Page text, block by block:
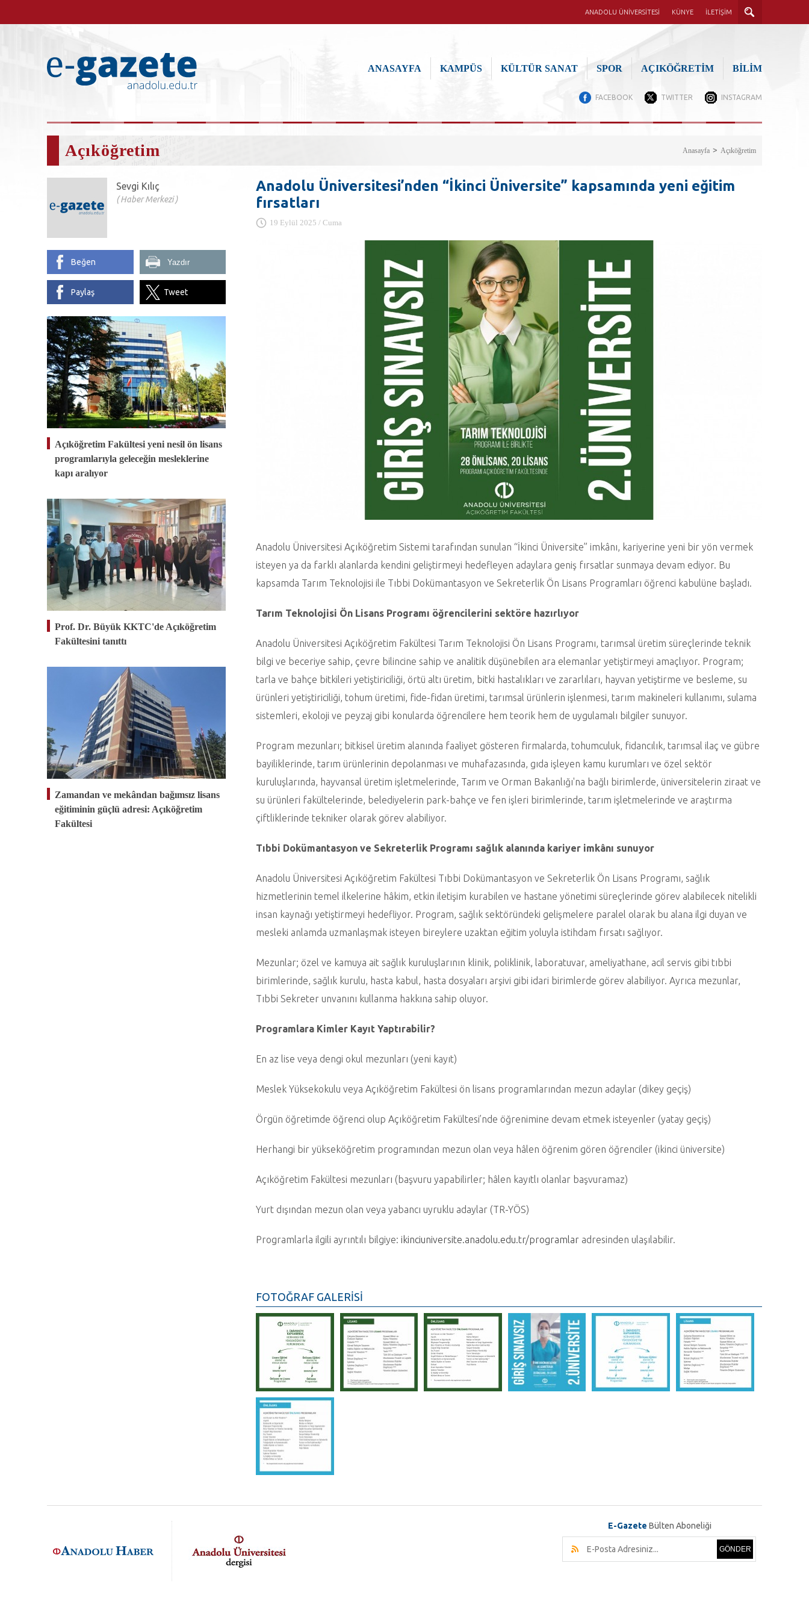
ANADOLU ÜNİVERSİTESİ KÜNYE İLETİŞİM
ANASAYFA KAMPÜS KÜLTÜR SANAT SPOR AÇIKÖĞRETİM BİLİM
FACEBOOK TWITTER INSTAGRAM
Açıköğretim Anasayfa Açıköğretim
Anadolu Üniversitesi’nden “İkinci Üniversite” kapsamında yeni eğitim
fırsatları
19 Eylül 2025 / Cuma
Anadolu Üniversitesi Açıköğretim Sistemi tarafından sunulan “İkinci Üniversite” imkânı, kariyerine yeni bir yön vermek
isteyen ya da farklı alanlarda kendini geliştirmeyi hedefleyen adaylara geniş fırsatlar sunmaya devam ediyor. Bu
kapsamda Tarım Teknolojisi ile Tıbbi Dokümantasyon ve Sekreterlik Ön Lisans Programları öğrenci kabulüne başladı.
Tarım Teknolojisi Ön Lisans Programı öğrencilerini sektöre hazırlıyor
Anadolu Üniversitesi Açıköğretim Fakültesi Tarım Teknolojisi Ön Lisans Programı, tarımsal üretim süreçlerinde teknik
bilgi ve beceriye sahip, çevre bilincine sahip ve analitik düşünebilen ara elemanlar yetiştirmeyi amaçlıyor. Program;
tarla ve bahçe bitkileri yetiştiriciliği, örtü altı üretim, bitki hastalıkları ve zararlıları, hayvan yetiştirme ve besleme, su
ürünleri yetiştiriciliği, tohum üretimi, fide-fidan üretimi, tarımsal ürünlerin işlenmesi, tarım makineleri kullanımı, sulama
sistemleri, ekoloji ve peyzaj gibi konularda öğrencilere hem teorik hem de uygulamalı bilgiler sunuyor.
Program mezunları; bitkisel üretim alanında faaliyet gösteren firmalarda, tohumculuk, fidancılık, tarımsal ilaç ve gübre
bayiliklerinde, tarım ürünlerinin depolanması ve muhafazasında, gıda işleyen kamu kurumları ve özel sektör
kuruluşlarında, hayvansal üretim işletmelerinde, Tarım ve Orman Bakanlığı'na bağlı birimlerde, üniversitelerin ziraat ve
su ürünleri fakültelerinde, belediyelerin park-bahçe ve fen işleri birimlerinde, tarım işletmelerinde ve araştırma
çiftliklerinde tekniker olarak görev alabiliyor.
Tıbbi Dokümantasyon ve Sekreterlik Programı sağlık alanında kariyer imkânı sunuyor
Anadolu Üniversitesi Açıköğretim Fakültesi Tıbbi Dokümantasyon ve Sekreterlik Ön Lisans Programı, sağlık
hizmetlerinin temel ilkelerine hâkim, etkin iletişim kurabilen ve hastane yönetimi süreçlerinde görev alabilecek nitelikli
insan kaynağı yetiştirmeyi hedefliyor. Program, sağlık sektöründeki gelişmelere paralel olarak bu alana ilgi duyan ve
mesleki anlamda uzmanlaşmak isteyen bireylere uzaktan eğitim yoluyla istihdam fırsatı sağlıyor.
Mezunlar; özel ve kamuya ait sağlık kuruluşlarının klinik, poliklinik, laboratuvar, ameliyathane, acil servis gibi tıbbi
birimlerinde, sağlık kurulu, hasta kabul, hasta dosyaları arşivi gibi idari birimlerde görev alabiliyor. Ayrıca mezunlar,
Tıbbi Sekreter unvanını kullanma hakkına sahip oluyor.
Programlara Kimler Kayıt Yaptırabilir?
En az lise veya dengi okul mezunları (yeni kayıt)
Meslek Yüksekokulu veya Açıköğretim Fakültesi ön lisans programlarından mezun adaylar (dikey geçiş)
Örgün öğretimde öğrenci olup Açıköğretim Fakültesi’nde öğrenimine devam etmek isteyenler (yatay geçiş)
Herhangi bir yükseköğretim programından mezun olan veya hâlen öğrenim gören öğrenciler (ikinci üniversite)
Açıköğretim Fakültesi mezunları (başvuru yapabilirler; hâlen kayıtlı olanlar başvuramaz)
Yurt dışından mezun olan veya yabancı uyruklu adaylar (TR-YÖS)
Programlarla ilgili ayrıntılı bilgiye: ikinciuniversite.anadolu.edu.tr/programlar adresinden ulaşılabilir.
FOTOĞRAF GALERİSİ
Sevgi Kılıç
Haber Merkezi
Beğen Yazdır
Paylaş Tweet
Açıköğretim Fakültesi yeni nesil ön lisans
programlarıyla geleceğin mesleklerine
kapı aralıyor
Prof. Dr. Büyük KKTC'de Açıköğretim
Fakültesini tanıttı
Zamandan ve mekândan bağımsız lisans
eğitiminin güçlü adresi: Açıköğretim
Fakültesi
E-Gazete Bülten Aboneliği
GÖNDER